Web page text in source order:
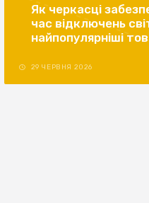
Як черкасці
час відключень
найпопулярніші
29 ЧЕРВНЯ 2026